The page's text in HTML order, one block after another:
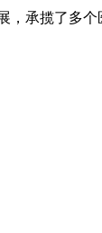
承揽了多个